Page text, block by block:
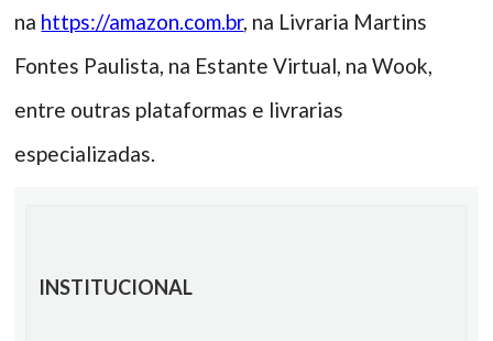
na https://amazon.com.br, na Livraria Martins
Fontes Paulista, na Estante Virtual, na Wook,
entre outras plataformas e livrarias
especializadas.
INSTITUCIONAL